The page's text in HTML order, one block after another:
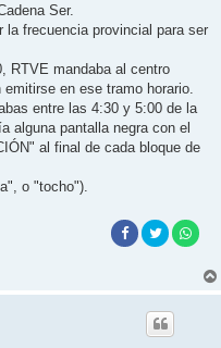
Ser.
la frecuencia provincial para ser
RTVE mandaba al centro
en ese tramo horario.
entre las 4:30 y 5:00 de la
alguna pantalla negra con el
al final de cada bloque de
o "tocho").